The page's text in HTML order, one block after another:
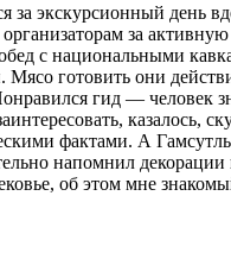
за экскурсионный день
за
с национальными
Мясо готовить они
гид — человек
казалось,
фактами. А Гамсутль
напомнил
об этом мне